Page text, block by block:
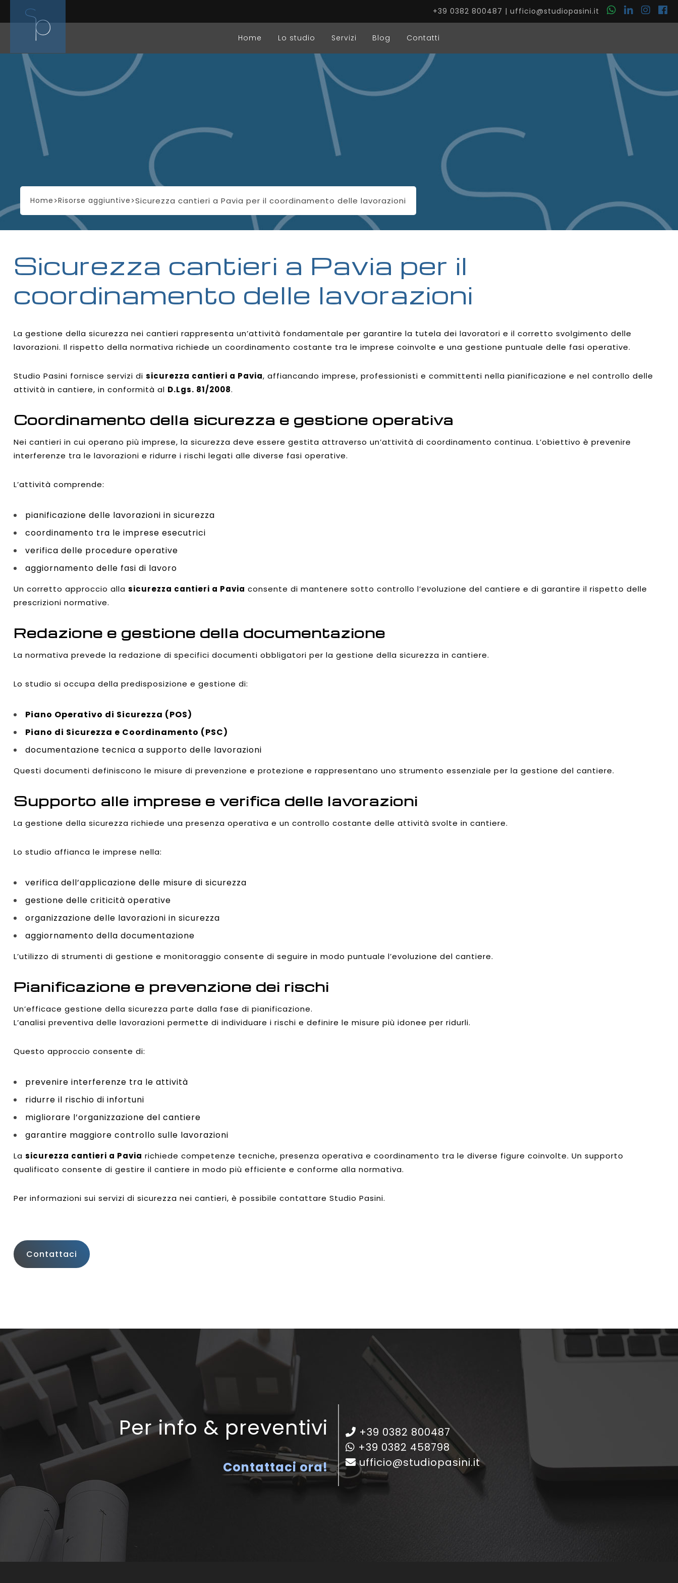
+39 0382 800487 | ufficio@studiopasini.it
Home Lo studio Servizi Blog Contatti
Home>Risorse aggiuntive>Sicurezza cantieri a Pavia per il coordinamento delle lavorazioni
Sicurezza cantieri a Pavia per il
coordinamento delle lavorazioni
La gestione della sicurezza nei cantieri rappresenta un’attività fondamentale per garantire la tutela dei lavoratori e il corretto svolgimento delle
lavorazioni. Il rispetto della normativa richiede un coordinamento costante tra le imprese coinvolte e una gestione puntuale delle fasi operative.
Studio Pasini fornisce servizi di sicurezza cantieri a Pavia, affiancando imprese, professionisti e committenti nella pianificazione e nel controllo delle
attività in cantiere, in conformità al D.Lgs. 81/2008.
Coordinamento della sicurezza e gestione operativa
Nei cantieri in cui operano più imprese, la sicurezza deve essere gestita attraverso un’attività di coordinamento continua. L’obiettivo è prevenire
interferenze tra le lavorazioni e ridurre i rischi legati alle diverse fasi operative.
L’attività comprende:
pianificazione delle lavorazioni in sicurezza
coordinamento tra le imprese esecutrici
verifica delle procedure operative
aggiornamento delle fasi di lavoro
Un corretto approccio alla sicurezza cantieri a Pavia consente di mantenere sotto controllo l’evoluzione del cantiere e di garantire il rispetto delle
prescrizioni normative.
Redazione e gestione della documentazione
La normativa prevede la redazione di specifici documenti obbligatori per la gestione della sicurezza in cantiere.
Lo studio si occupa della predisposizione e gestione di:
Piano Operativo di Sicurezza (POS)
Piano di Sicurezza e Coordinamento (PSC)
documentazione tecnica a supporto delle lavorazioni
Questi documenti definiscono le misure di prevenzione e protezione e rappresentano uno strumento essenziale per la gestione del cantiere.
Supporto alle imprese e verifica delle lavorazioni
La gestione della sicurezza richiede una presenza operativa e un controllo costante delle attività svolte in cantiere.
Lo studio affianca le imprese nella:
verifica dell’applicazione delle misure di sicurezza
gestione delle criticità operative
organizzazione delle lavorazioni in sicurezza
aggiornamento della documentazione
L’utilizzo di strumenti di gestione e monitoraggio consente di seguire in modo puntuale l’evoluzione del cantiere.
Pianificazione e prevenzione dei rischi
Un’efficace gestione della sicurezza parte dalla fase di pianificazione.
L’analisi preventiva delle lavorazioni permette di individuare i rischi e definire le misure più idonee per ridurli.
Questo approccio consente di:
prevenire interferenze tra le attività
ridurre il rischio di infortuni
migliorare l’organizzazione del cantiere
garantire maggiore controllo sulle lavorazioni
La sicurezza cantieri a Pavia richiede competenze tecniche, presenza operativa e coordinamento tra le diverse figure coinvolte. Un supporto
qualificato consente di gestire il cantiere in modo più efficiente e conforme alla normativa.
Per informazioni sui servizi di sicurezza nei cantieri, è possibile contattare Studio Pasini.
Contattaci
Per info & preventivi
Contattaci ora!
+39 0382 800487
+39 0382 458798
ufficio@studiopasini.it